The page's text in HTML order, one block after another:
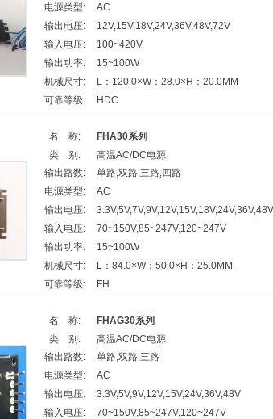
电源类型:
AC
输出电压:
12V,15V,18V,24V,36V,48V,72V
输入电压:
100~420V
输出功率:
15~100W
机械尺寸:
L：120.0×W：28.0×H：20.0MM
可靠等级:
HDC
名 称:
FHA30系列
类 别:
高温AC/DC电源
输出路数:
单路,双路,三路,四路
电源类型:
AC
输出电压:
3.3V,5V,7V,9V,12V,15V,18V,24V,36V,48V
输入电压:
70~150V,85~247V,120~247V
输出功率:
15~100W
机械尺寸:
L：84.0×W：50.0×H：25.0MM.
可靠等级:
FH
名 称:
FHAG30系列
类 别:
高温AC/DC电源
输出路数:
单路,双路,三路
电源类型:
AC
输出电压:
3.3V,5V,9V,12V,15V,24V,36V,48V
输入电压:
70~150V,85~247V,120~247V